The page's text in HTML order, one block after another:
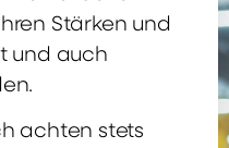
Stärken und
und auch
achten stets